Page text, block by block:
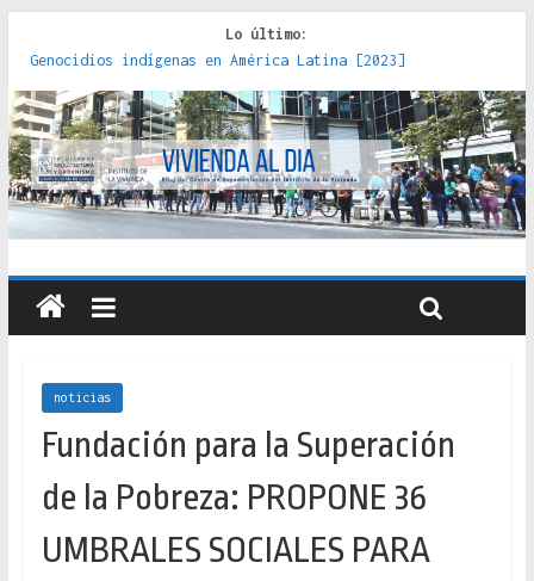
Lo último:
Genocidios indígenas en América Latina [2023]
Estudios sobre la espacialización de los Estados :
políticas, prácticas y representaciones [2022]
Donde el pedernal choca con el acero : hacia una teoría
crítica de las fronteras latinoamericanas [2020]
Criterios técnicos para una vivienda adecuada [2019]
Red de consultorios de la Caja del Seguro Obrero en
Santiago : un patrimonio emblemático [2014]
noticias
Fundación para la Superación
de la Pobreza: PROPONE 36
UMBRALES SOCIALES PARA